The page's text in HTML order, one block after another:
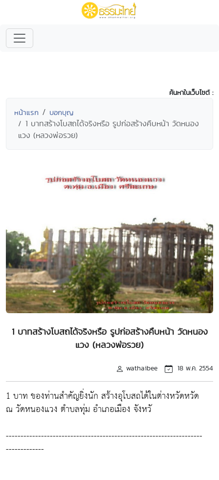
ค้นหาในเว็บไซต์ :
หน้าแรก บอกบุญ
1 บาทสร้างโบสถได้จริงหรือ รูปก่อสร้างคืบหน้า วัดหนอง
แวง (หลวงพ่อรวย)
1 บาทสร้างโบสถได้จริงหรือ รูปก่อสร้างคืบหน้า วัดหนอง
แวง (หลวงพ่อรวย)
wathaibee 18 พ.ค. 2554
1 บาท ของท่านสำคัญยิ่งนัก สร้างอุโบสถได้ในต่างหวัดหวัด
ณ วัดหนองแวง ตำบลทุ่ม อำเภอเมือง จังหวั
-------------------------------------------------------------------
-------------